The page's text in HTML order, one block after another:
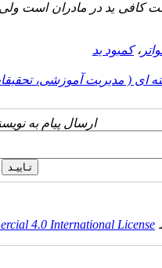
کافی ید در مادران است
،کمبود ید
ای ( مدیریت آموزشی،
ارسال پیام به
4.0 International License